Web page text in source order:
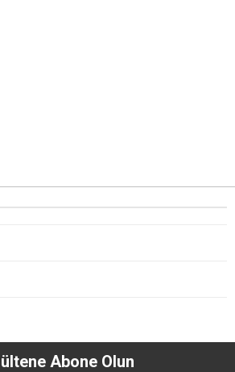
Abone Olun